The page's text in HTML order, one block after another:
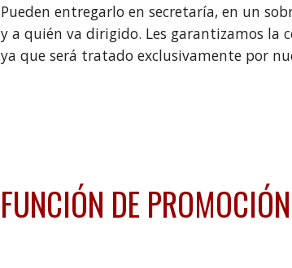
Pueden entregarlo en secretaría, en un
y a quién va dirigido. Les garantizamos la
ya que será tratado exclusivamente por
FUNCIÓN DE